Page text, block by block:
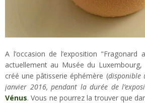
A l’occasion de l’exposition
actuellement au Musée du Luxembourg,
créé une pâtisserie éphémère (disponible
janvier 2016, pendant la durée de
Vénus. Vous ne pourrez la trouver que